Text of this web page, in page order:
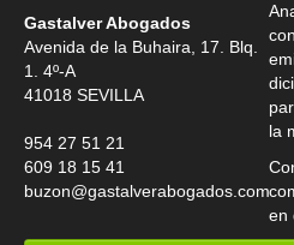
Gastalver Abogados
Avenida de la Buhaira, 17. Blq.
1. 4º-A
41018 SEVILLA
954 27 51 21
609 18 15 41
buzon@gastalverabogados.com
la
en